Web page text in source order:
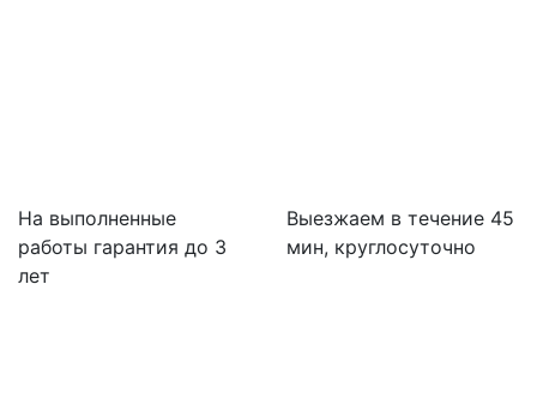
На выполненные
работы гарантия до 3
лет
Выезжаем в течение 45
мин, круглосуточно